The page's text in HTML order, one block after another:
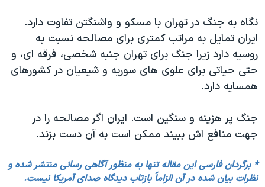
نگاه به جنگ در تهران با مسکو و واشنگتن تفاوت دارد.
ایران تمایل به مراتب کمتری برای مصالحه نسبت به
روسیه دارد زیرا جنگ برای تهران جنبه شخصی، فرقه ای، و
حتی حیاتی برای علوی های سوریه و شیعیان در کشورهای
همسایه دارد.
جنگ پر هزینه و سنگین است. ایران اگر مصالحه را در
جهت منافع اش ببیند ممکن است به آن دست بزند.
* برگردان فارسی این مقاله تنها به منظور آگاهی رسانی منتشر شده و
نظرات بیان شده در آن الزاماً بازتاب دیدگاه صدای آمریکا نیست.